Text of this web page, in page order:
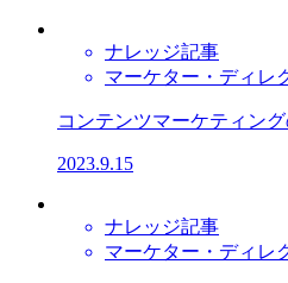
ナレッジ記事
マーケター・ディレ
コンテンツマーケティン
2023.9.15
ナレッジ記事
マーケター・ディレ